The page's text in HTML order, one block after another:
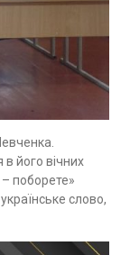
його вічних
поборете»
слово,